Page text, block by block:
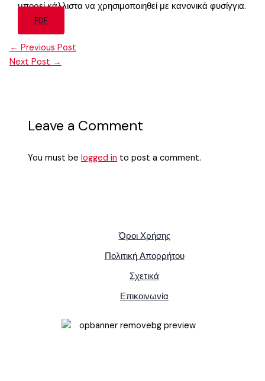
μπορεί κάλλιστα να χρησιμοποιηθεί με κανονικά φυσίγγια.
PDF
← Previous Post
Next Post →
Leave a Comment
You must belogged in to post a comment.
Όροι Χρήσης
Πολιτική Απορρήτου
Σχετικά
Επικοινωνία